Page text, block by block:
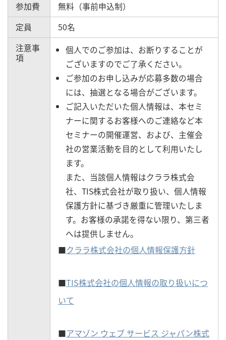
参加費
無料（事前申込制）
定員
50名
注意事
項
個人でのご参加は、お断りすることが
ございますのでご了承ください。
ご参加のお申し込みが応募多数の場合
には、抽選となる場合がございます。
ご記入いただいた個人情報は、本セミ
ナーに関するお客様へのご連絡など本
セミナーの開催運営、および、主催会
社の営業活動を目的として利用いたし
ます。
また、当該個人情報はクララ株式会
社、TIS株式会社が取り扱い、個人情報
保護方針に基づき厳重に管理いたしま
す。お客様の承諾を得ない限り、第三者
へは提供しません。
■クララ株式会社の個人情報保護方針
■TIS株式会社の個人情報の取り扱いにつ
いて
■アマゾン ウェブ サービス ジャパン株式